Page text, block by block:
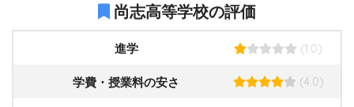
尚志高等学校の評価
進学 (1.0)
学費・授業料の安さ (4.0)